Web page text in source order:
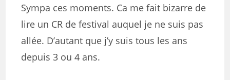
Sympa ces moments. Ca me fait bizarre de
lire un CR de festival auquel je ne suis pas
allée. D’autant que j’y suis tous les ans
depuis 3 ou 4 ans.